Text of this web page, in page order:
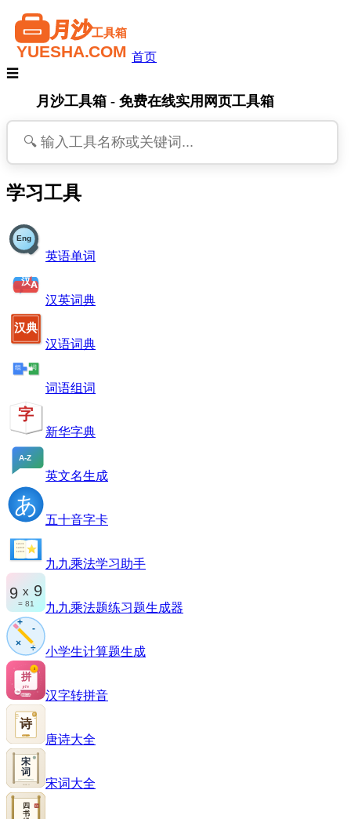
首页
☰
月沙工具箱 - 免费在线实用网页工具箱
学习工具
英语单词
汉英词典
汉语词典
词语组词
新华字典
英文名生成
五十音字卡
九九乘法学习助手
九九乘法题练习题生成器
小学生计算题生成
汉字转拼音
唐诗大全
宋词大全